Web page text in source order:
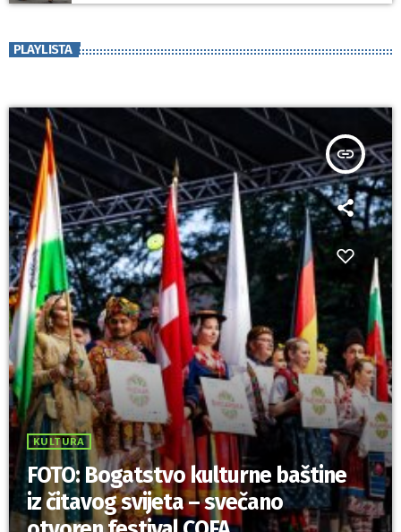
PLAYLISTA
insert_link
KULTURA
FOTO: Bogatstvo kulturne baštine
iz čitavog svijeta – svečano